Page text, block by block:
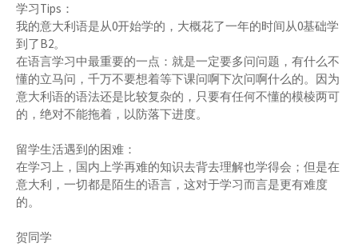
学习Tips：
我的意大利语是从0开始学的，大概花了一年的时间从0基础学
到了B2。
在语言学习中最重要的一点：就是一定要多问问题，有什么不
懂的立马问，千万不要想着等下课问啊下次问啊什么的。因为
意大利语的语法还是比较复杂的，只要有任何不懂的模棱两可
的，绝对不能拖着，以防落下进度。
留学生活遇到的困难：
在学习上，国内上学再难的知识去背去理解也学得会；但是在
意大利，一切都是陌生的语言，这对于学习而言是更有难度
的。
贺同学